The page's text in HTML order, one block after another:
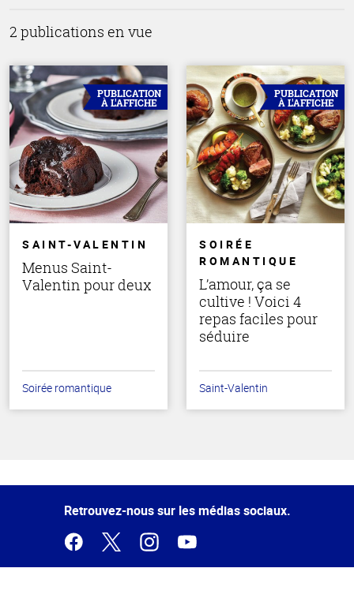
2 publications en vue
PUBLICATION
À L'AFFICHE
SAINT-VALENTIN
Menus Saint-
Valentin pour deux
Soirée romantique
PUBLICATION
À L'AFFICHE
SOIRÉE
ROMANTIQUE
L’amour, ça se
cultive ! Voici 4
repas faciles pour
séduire
Saint-Valentin
de la
Retrouvez-nous sur les médias sociaux.